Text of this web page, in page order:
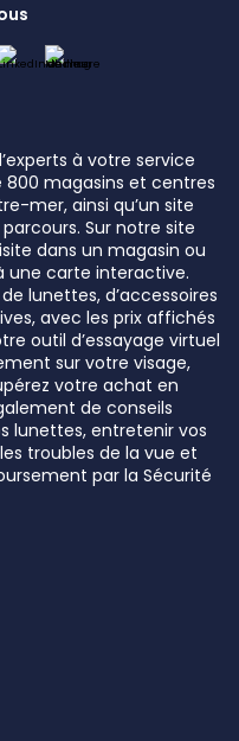
à votre service
800 magasins et centres
mer, ainsi qu’un site
Sur notre site
dans un magasin ou
une carte interactive.
lunettes, d’accessoires
avec les prix affichés
outil d’essayage virtuel
sur votre visage,
votre achat en
de conseils
lunettes, entretenir vos
troubles de la vue et
par la Sécurité